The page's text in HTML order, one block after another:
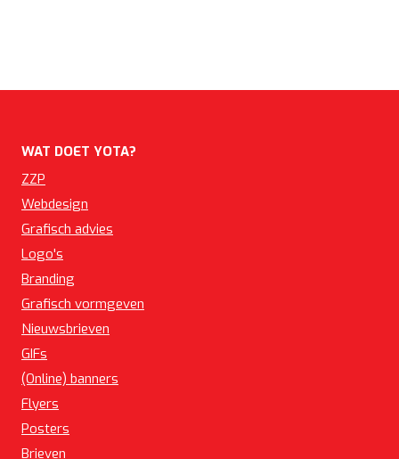
WAT DOET YOTA?
ZZP
Webdesign
Grafisch advies
Logo's
Branding
Grafisch vormgeven
Nieuwsbrieven
GIFs
(Online) banners
Flyers
Posters
Brieven